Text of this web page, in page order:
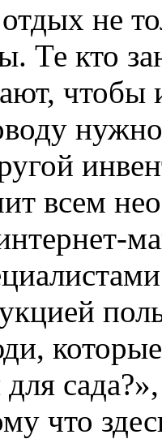
не
Те кто
всем
что